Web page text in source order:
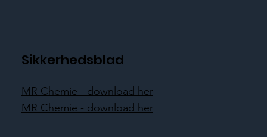
Sikkerhedsblad
MR Chemie - download her
MR Chemie - download her